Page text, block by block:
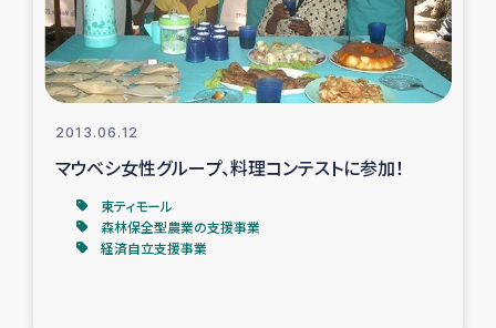
2013.06.12
マウベシ女性グループ、料理コンテストに参加！
東ティモール
森林保全型農業の支援事業
経済自立支援事業